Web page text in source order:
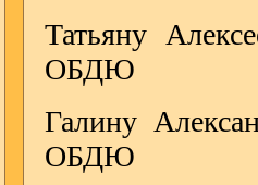
Татьяну
ОБДЮ
Галину
ОБДЮ